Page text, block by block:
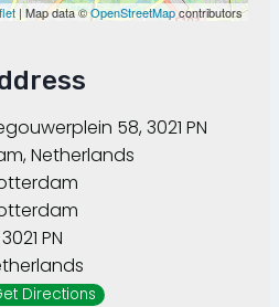
| Map data ©OpenStreetMapcontributors
58, 3021 PN
Netherlands
3021 PN
Directions